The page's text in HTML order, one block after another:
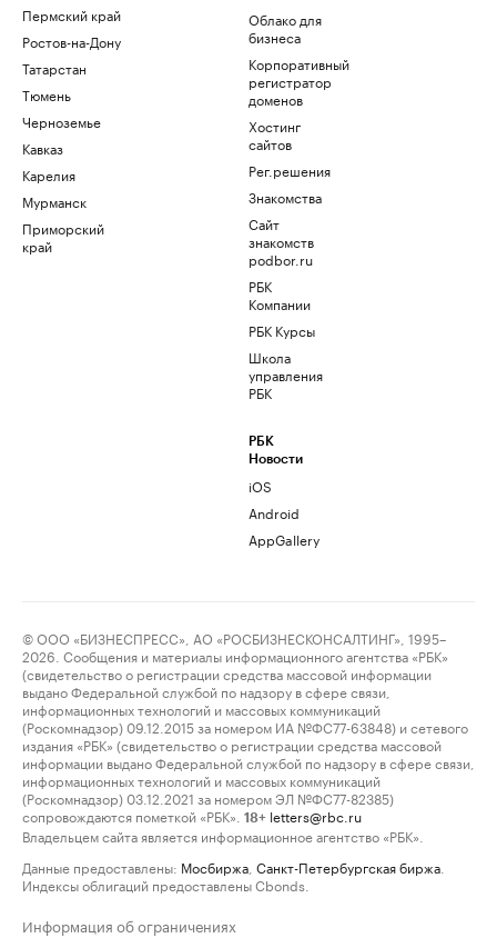
Пермский край
Ростов-на-Дону
Татарстан
Тюмень
Черноземье
Кавказ
Карелия
Мурманск
Приморский
край
Облако для
бизнеса
Корпоративный
регистратор
доменов
Хостинг
сайтов
Рег.решения
Знакомства
Сайт
знакомств
podbor.ru
РБК
Компании
РБК Курсы
Школа
управления
РБК
РБК
Новости
iOS
Android
AppGallery
© ООО «БИЗНЕСПРЕСС», АО «РОСБИЗНЕСКОНСАЛТИНГ», 1995–
2026. Сообщения и материалы информационного агентства «РБК»
(свидетельство о регистрации средства массовой информации
выдано Федеральной службой по надзору в сфере связи,
информационных технологий и массовых коммуникаций
(Роскомнадзор) 09.12.2015 за номером ИА №ФС77-63848) и сетевого
издания «РБК» (свидетельство о регистрации средства массовой
информации выдано Федеральной службой по надзору в сфере связи,
информационных технологий и массовых коммуникаций
(Роскомнадзор) 03.12.2021 за номером ЭЛ №ФС77-82385)
сопровождаются пометкой «РБК».
18+ letters@rbc.ru
Владельцем сайта является информационное агентство «РБК».
Данные предоставлены: Мосбиржа Санкт-Петербургская биржа
Индексы облигаций предоставлены Cbonds.
Информация об ограничениях